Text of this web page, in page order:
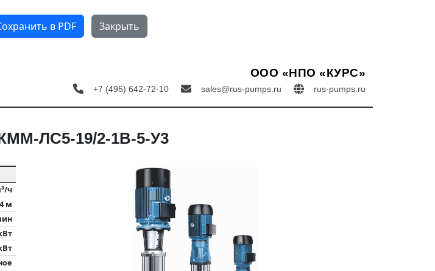
в PDF Закрыть
ООО «НПО «КУРС»
+7 (495) 642-72-10 sales@rus-pumps.ru rus-pumps.ru
ЛС5-19/2-1B-5-У3
ч
м